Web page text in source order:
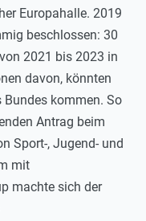
Europahalle. 2019
beschlossen: 30
2021 bis 2023 in
davon, könnten
Bundes kommen. So
Antrag beim
Sport-, Jugend- und
mit
machte sich der